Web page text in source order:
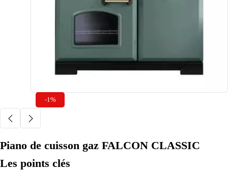
-1%
Piano de cuisson gaz FALCON CLASSIC
Les points clés